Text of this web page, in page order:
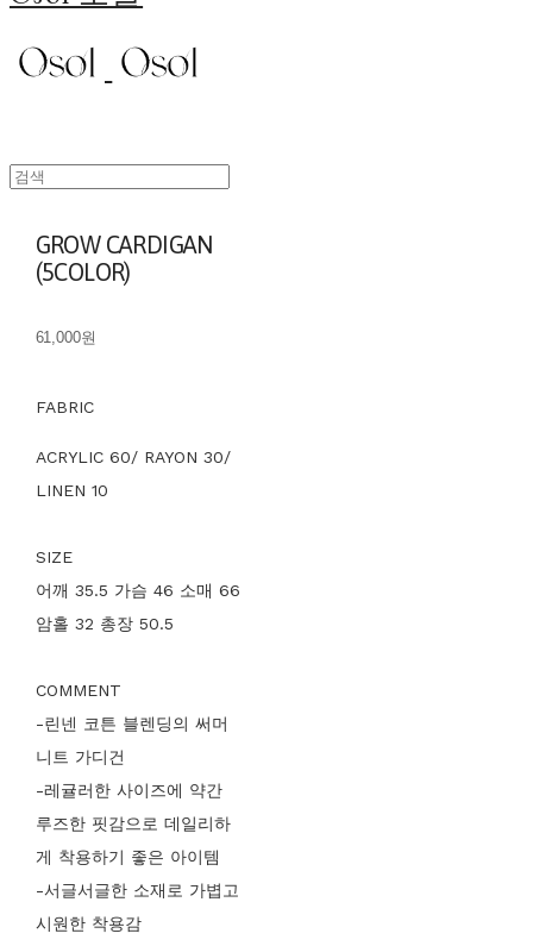
GROW CARDIGAN
(5COLOR)
61,000원
FABRIC
ACRYLIC 60/ RAYON 30/
LINEN 10
SIZE
어깨 35.5 가슴 46 소매 66
암홀 32 총장 50.5
COMMENT
-린넨 코튼 블렌딩의 써머
니트 가디건
-레귤러한 사이즈에 약간
루즈한 핏감으로 데일리하
게 착용하기 좋은 아이템
-서글서글한 소재로 가볍고
시원한 착용감